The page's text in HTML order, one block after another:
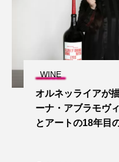
WINE
オルネッライアが
ーナ・アブラモヴ
とアートの18年目